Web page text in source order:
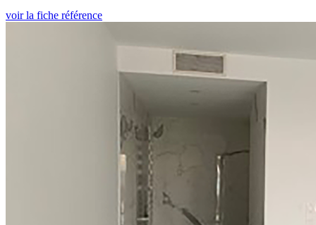
voir la fiche référence